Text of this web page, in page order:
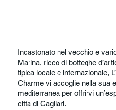
Incastonato nel vecchio e
Marina, ricco di botteghe
tipica locale e internazionale,
Charme vi accoglie nella sua
mediterranea per offrirvi
città di Cagliari.